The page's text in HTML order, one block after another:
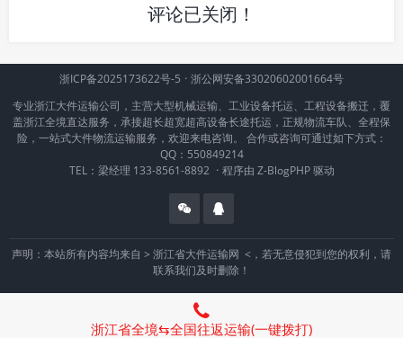
评论已关闭！
浙ICP备2025173622号-5 · 浙公网安备33020602001664号
专业浙江大件运输公司，主营大型机械运输、工业设备托运、工程设备搬迁，覆
盖浙江全境直达服务，承接超长超宽超高设备长途托运，正规物流车队、全程保
险，一站式大件物流运输服务，欢迎来电咨询。 合作或咨询可通过如下方式：
QQ：550849214
TEL：梁经理 133-8561-8892 · 程序由 Z-BlogPHP驱动
声明：本站所有内容均来自 > 浙江省大件运输网 <，若无意侵犯到您的权利，请
联系我们及时删除！
浙江省全境⇆全国往返运输(一键拨打)